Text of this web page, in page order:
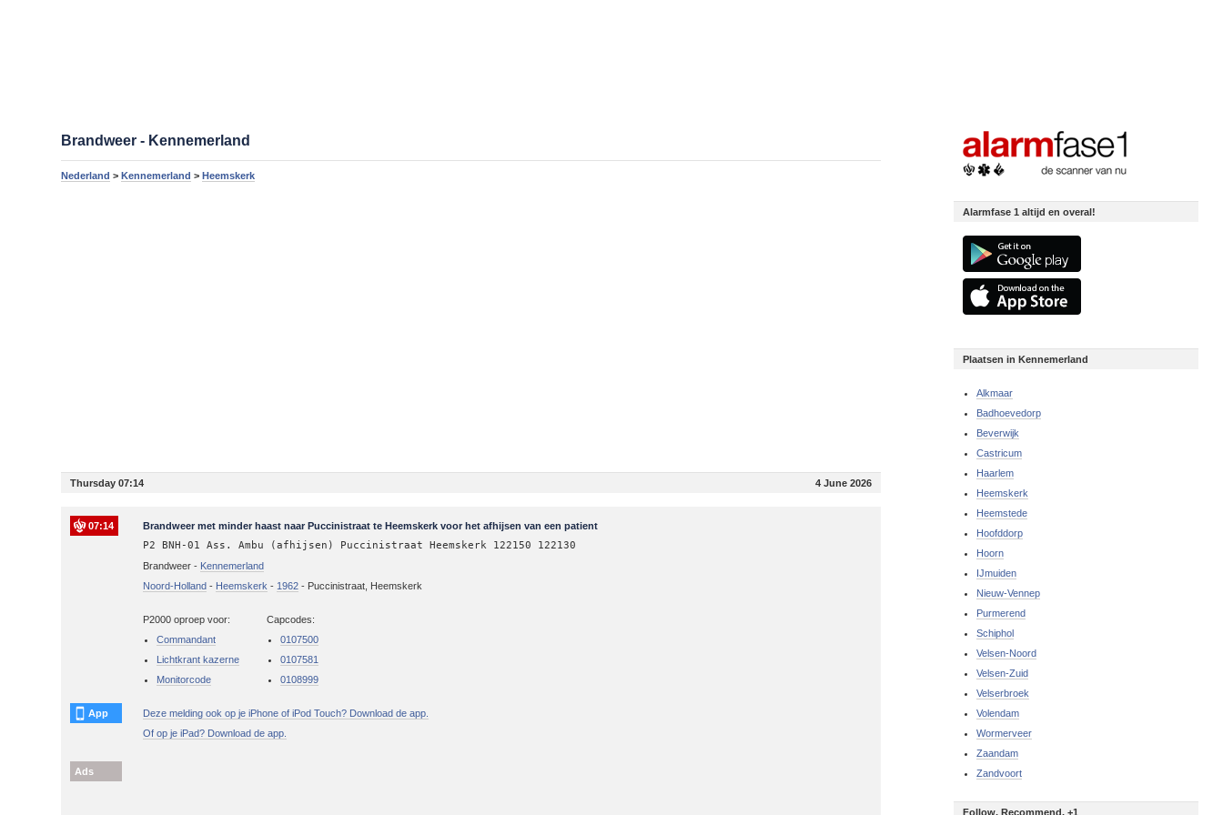
Brandweer - Kennemerland
Nederland >Kennemerland >Heemskerk
Thursday 07:14 4 June 2026
07:14 Brandweer met minder haast naar Puccinistraat te Heemskerk voor het afhijsen van een patient
P2 BNH-01 Ass. Ambu (afhijsen) Puccinistraat Heemskerk 122150 122130
Brandweer - Kennemerland
Noord-Holland - Heemskerk - 1962 - Puccinistraat, Heemskerk
P2000 oproep voor:
Commandant
Lichtkrant kazerne
Monitorcode
Capcodes:
0107500
0107581
0108999
App
Deze melding ook op je iPhone of iPod Touch? Download de app.
Of op je iPad? Download de app.
Ads
Alarmfase 1 altijd en overal!
Plaatsen in Kennemerland
Alkmaar
Badhoevedorp
Beverwijk
Castricum
Haarlem
Heemskerk
Heemstede
Hoofddorp
Hoorn
IJmuiden
Nieuw-Vennep
Purmerend
Schiphol
Velsen-Noord
Velsen-Zuid
Velserbroek
Volendam
Wormerveer
Zaandam
Zandvoort
Follow, Recommend, +1